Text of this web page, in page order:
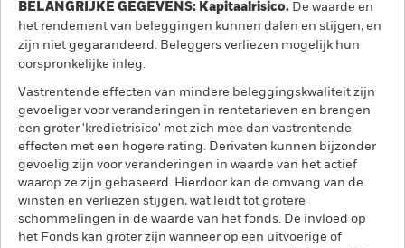
BELANGRIJKE GEGEVENS: Kapitaalrisico. De waarde en
het rendement van beleggingen kunnen dalen en stijgen, en
zijn niet gegarandeerd. Beleggers verliezen mogelijk hun
oorspronkelijke inleg.
Vastrentende effecten van mindere beleggingskwaliteit zijn
gevoeliger voor veranderingen in rentetarieven en brengen
een groter 'kredietrisico' met zich mee dan vastrentende
effecten met een hogere rating. Derivaten kunnen bijzonder
gevoelig zijn voor veranderingen in waarde van het actief
waarop ze zijn gebaseerd. Hierdoor kan de omvang van de
winsten en verliezen stijgen, wat leidt tot grotere
schommelingen in de waarde van het fonds. De invloed op
het Fonds kan groter zijn wanneer op een uitvoerige of